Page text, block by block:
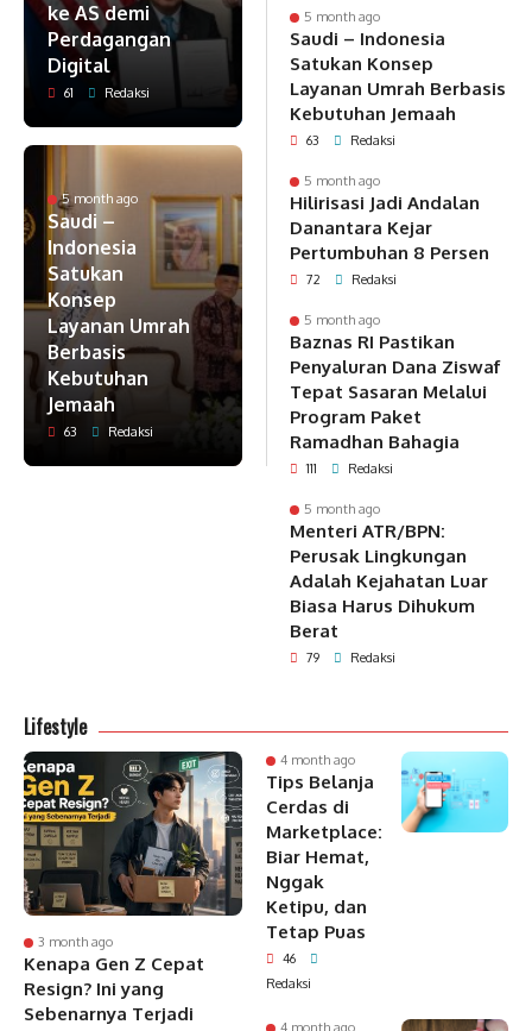
ke AS demi
Perdagangan
Digital
61 Redaksi
5 month ago
Saudi –
Indonesia
Satukan
Konsep
Layanan Umrah
Berbasis
Kebutuhan
Jemaah
63 Redaksi
5 month ago
Saudi – Indonesia
Satukan Konsep
Layanan Umrah Berbasis
Kebutuhan Jemaah
63 Redaksi
5 month ago
Hilirisasi Jadi Andalan
Danantara Kejar
Pertumbuhan 8 Persen
72 Redaksi
5 month ago
Baznas RI Pastikan
Penyaluran Dana Ziswaf
Tepat Sasaran Melalui
Program Paket
Ramadhan Bahagia
111 Redaksi
5 month ago
Menteri ATR/BPN:
Perusak Lingkungan
Adalah Kejahatan Luar
Biasa Harus Dihukum
Berat
79 Redaksi
Lifestyle
3 month ago
Kenapa Gen Z Cepat
Resign? Ini yang
Sebenarnya Terjadi
4 month ago
Tips Belanja
Cerdas di
Marketplace:
Biar Hemat,
Nggak
Ketipu, dan
Tetap Puas
46
Redaksi
4 month ago